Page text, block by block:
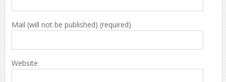
Mail (will not be published) (required)
Website